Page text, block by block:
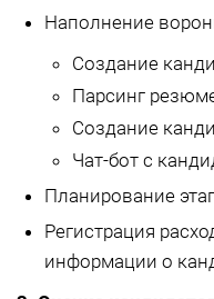
Наполнение
Создание
Парсинг
Создание
Чат-бот с
Планирование
Регистрация
информации о